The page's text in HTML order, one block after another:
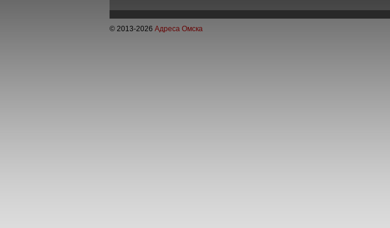
© 2013-2026 Адреса Омска